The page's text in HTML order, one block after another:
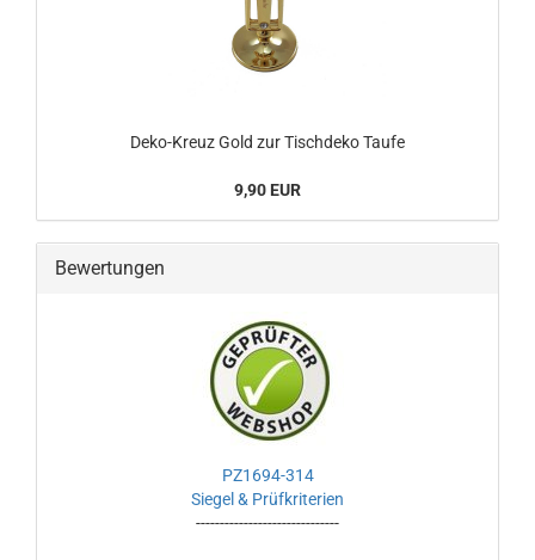
Deko-Kreuz Gold zur Tischdeko Taufe
9,90 EUR
Bewertungen
PZ1694-314
Siegel & Prüfkriterien
------------------------------